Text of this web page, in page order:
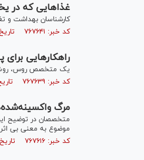
غذا‌هایی که در
کارشناسان بهداشت و
کد خبر: ۷۶۷۶۴۱ تاریخ انتشار : ۱۴۰۰/۰۷/۲۹
راهکار‌هایی
یک متخصص روس،
کد خبر: ۷۶۷۶۳۹ تاریخ انتشار : ۱۴۰۰/۰۷/۲۹
مرگ
موضوع به معنی بی
کد خبر: ۷۶۷۶۱۶ تاریخ انتشار : ۱۴۰۰/۰۷/۲۸